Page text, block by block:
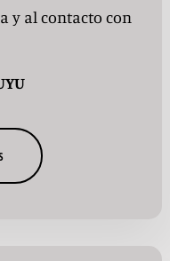
y al contacto con